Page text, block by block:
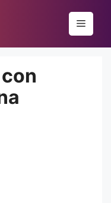
Menu